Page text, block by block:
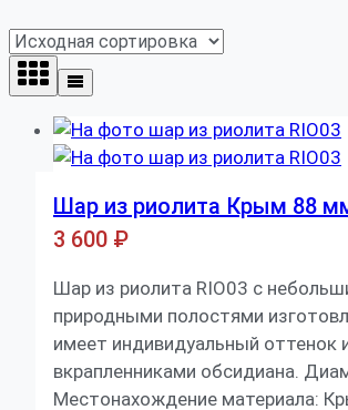
Шар из риолита Крым 88
3 600 ₽
Шар из риолита RIO03 с
природными полостями
имеет индивидуальный оттенок
вкрапленниками обсидиана.
Местонахождение материала: